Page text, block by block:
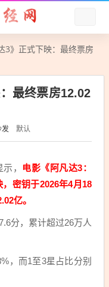
3》正式下映：最终票房
最终票房12.02
发 默认
， 电影《阿凡达3：
密钥于2026年4月18
亿。
分，累计超过26万人
，而1至3星占比分别